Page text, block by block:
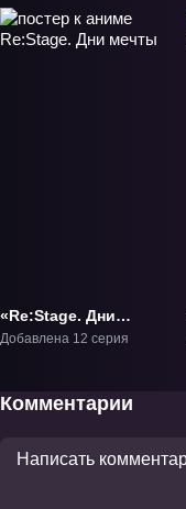
«Re:Stage. Дни
мечты» ТВ-1
Добавлена 12 серия
Комментарии